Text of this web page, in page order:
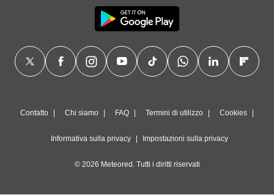
Contatto Chi siamo FAQ Termini di utilizzo Cookies
Informativa sulla privacy Impostazioni sulla privacy
© 2026 Meteored. Tutti i diritti riservati